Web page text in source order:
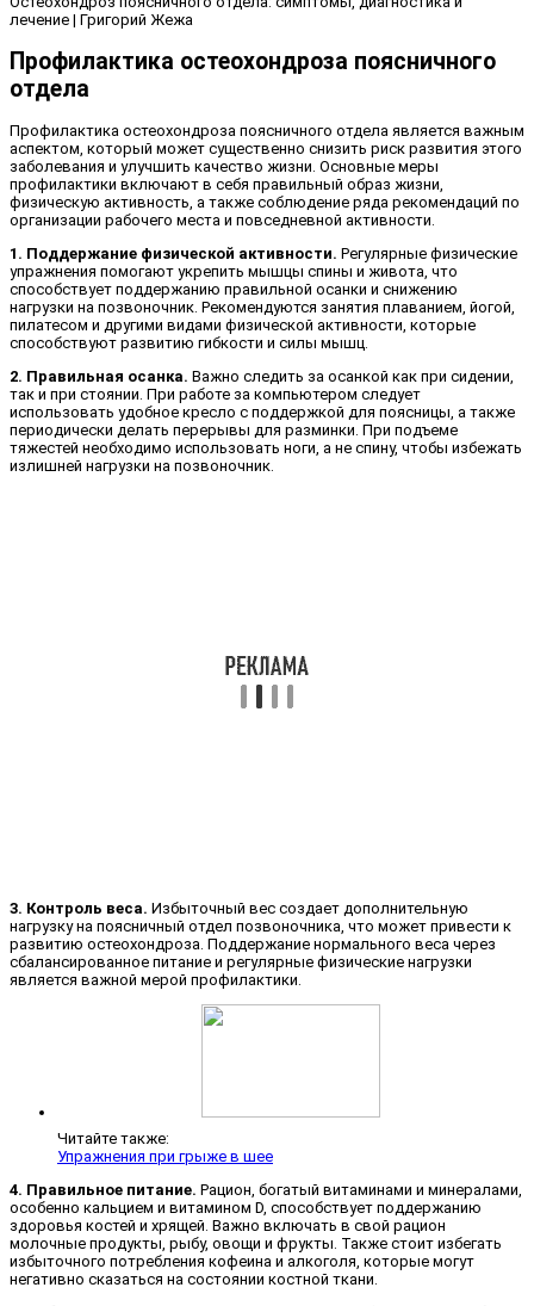
лечение | Григорий Жежа
Профилактика остеохондроза поясничного
отдела
Профилактика остеохондроза поясничного отдела является важным
аспектом, который может существенно снизить риск развития этого
заболевания и улучшить качество жизни. Основные меры
профилактики включают в себя правильный образ жизни,
физическую активность, а также соблюдение ряда рекомендаций по
организации рабочего места и повседневной активности.
1. Поддержание физической активности. Регулярные физические
упражнения помогают укрепить мышцы спины и живота, что
способствует поддержанию правильной осанки и снижению
нагрузки на позвоночник. Рекомендуются занятия плаванием, йогой,
пилатесом и другими видами физической активности, которые
способствуют развитию гибкости и силы мышц.
2. Правильная осанка. Важно следить за осанкой как при сидении,
так и при стоянии. При работе за компьютером следует
использовать удобное кресло с поддержкой для поясницы, а также
периодически делать перерывы для разминки. При подъеме
тяжестей необходимо использовать ноги, а не спину, чтобы избежать
излишней нагрузки на позвоночник.
3. Контроль веса. Избыточный вес создает дополнительную
нагрузку на поясничный отдел позвоночника, что может привести к
развитию остеохондроза. Поддержание нормального веса через
сбалансированное питание и регулярные физические нагрузки
является важной мерой профилактики.
Читайте также:
Упражнения при грыже в шее
4. Правильное питание. Рацион, богатый витаминами и минералами,
особенно кальцием и витамином D, способствует поддержанию
здоровья костей и хрящей. Важно включать в свой рацион
молочные продукты, рыбу, овощи и фрукты. Также стоит избегать
избыточного потребления кофеина и алкоголя, которые могут
негативно сказаться на состоянии костной ткани.